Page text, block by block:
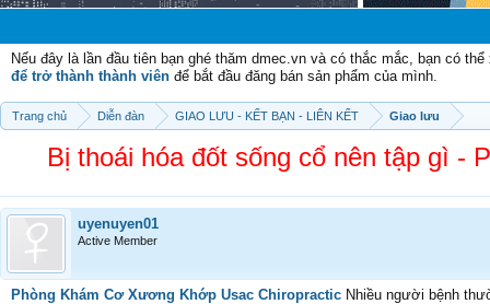
Nếu đây là lần đầu tiên bạn ghé thăm dmec.vn và có thắc mắc, bạn có
để trở thành thành viên để bắt đầu đăng bán sản phẩm của mình.
Trang chủ Diễn đàn GIAO LƯU - KẾT BẠN - LIÊN KẾT Giao lưu
Bị thoái hóa đốt sống cổ nên tập gì -
uyenuyen01
Active Member
Phòng Khám Cơ Xương Khớp Usac Chiropractic Nhiều người bệnh